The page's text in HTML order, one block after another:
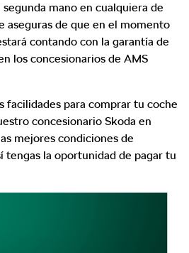
mano en cualquiera de
aseguras de que en el momento
contando con la garantía de
los concesionarios de AMS
facilidades para comprar tu coche
concesionario Skoda en
mejores condiciones de
tengas la oportunidad de pagar tu